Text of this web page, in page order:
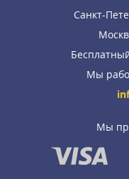
Санкт-
Мы
Мы